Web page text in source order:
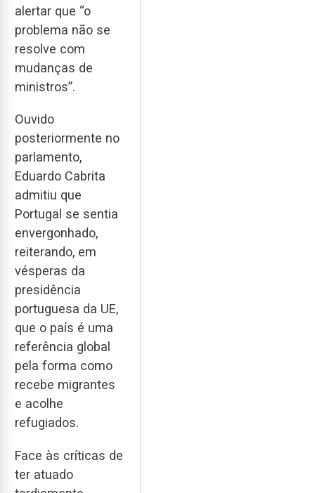
alertar que “o
problema não se
resolve com
mudanças de
ministros”.
Ouvido
posteriormente no
parlamento,
Eduardo Cabrita
admitiu que
Portugal se sentia
envergonhado,
reiterando, em
vésperas da
presidência
portuguesa da UE,
que o país é uma
referência global
pela forma como
recebe migrantes
e acolhe
refugiados.
Face às críticas de
ter atuado